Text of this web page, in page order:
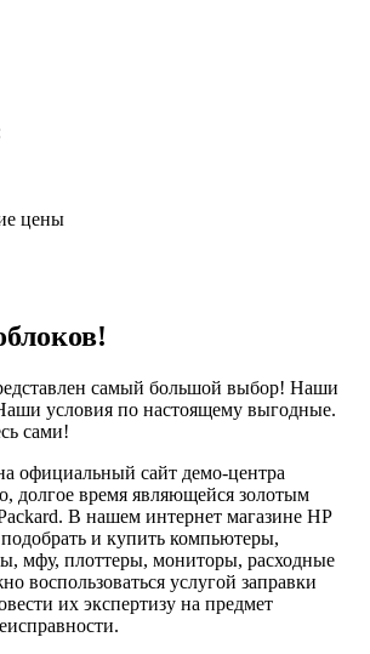
цены
самый большой выбор! Наши
условия по настоящему выгодные.
сами!
официальный сайт демо-центра
долгое время являющейся золотым
В нашем интернет магазине HP
и купить компьютеры,
мфу, плоттеры, мониторы, расходные
воспользоваться услугой заправки
их экспертизу на предмет